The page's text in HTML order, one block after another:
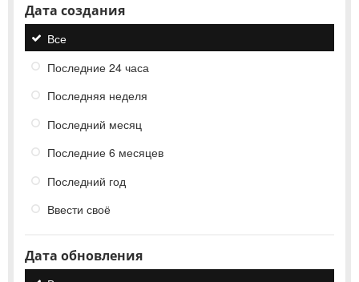
Дата создания
Все
Последние 24 часа
Последняя неделя
Последний месяц
Последние 6 месяцев
Последний год
Ввести своё
Дата обновления